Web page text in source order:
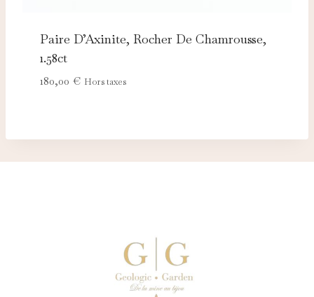
Paire D’Axinite, Rocher De Chamrousse,
1.58ct
180,00 € Hors taxes